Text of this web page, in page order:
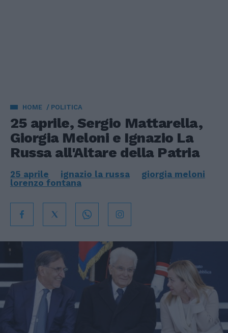
HOME POLITICA
25 aprile, Sergio Mattarella,
Giorgia Meloni e Ignazio La
Russa all'Altare della Patria
25 aprile ignazio la russa
giorgia meloni
lorenzo fontana